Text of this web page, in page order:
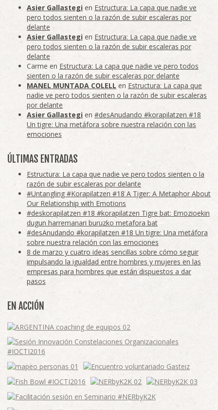
Asier Gallastegi en Estructura: La capa que nadie ve
pero todos sienten o la razón de subir escaleras por
delante
Asier Gallastegi en Estructura: La capa que nadie ve
pero todos sienten o la razón de subir escaleras por
delante
Carme en Estructura: La capa que nadie ve pero todos
sienten o la razón de subir escaleras por delante
MANEL MUNTADA COLELL en Estructura: La capa que
nadie ve pero todos sienten o la razón de subir escaleras
por delante
Asier Gallastegi en #desAnudando #korapilatzen #18
Un tigre: Una metáfora sobre nuestra relación con las
emociones
ÚLTIMAS ENTRADAS
Estructura: La capa que nadie ve pero todos sienten o la
razón de subir escaleras por delante
#Untangling #Korapilatzen #18 A Tiger: A Metaphor About
Our Relationship with Emotions
#deskorapilatzen #18 #korapilatzen Tigre bat: Emozioekin
dugun harremanari buruzko metafora bat
#desAnudando #korapilatzen #18 Un tigre: Una metáfora
sobre nuestra relación con las emociones
8 de marzo y cuatro ideas sencillas sobre cómo seguir
impulsando la igualdad entre hombres y mujeres en las
empresas para hombres que están dispuestos a dar
pasos
EN ACCIÓN